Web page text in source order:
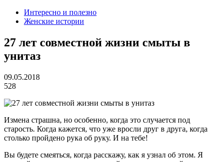
Интересно и полезно
Женские истории
27 лет совместной жизни смыты в
унитаз
09.05.2018
528
Измена страшна, но особенно, когда это случается под
старость. Когда кажется, что уже вросли друг в друга, когда
столько пройдено рука об руку. И на тебе!
Вы будете смеяться, когда расскажу, как я узнал об этом. Я